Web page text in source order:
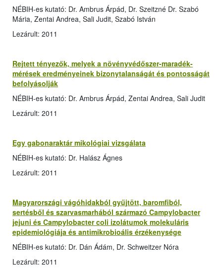
NÉBIH-es kutató: Dr. Ambrus Árpád, Dr. Szeitzné Dr. Szabó
Mária, Zentai Andrea, Sali Judit, Szabó István
Lezárult: 2011
Rejtett tényezők, melyek a növényvédőszer-maradék-
mérések eredményeinek bizonytalanságát és pontosságát
befolyásolják
NÉBIH-es kutató: Dr. Ambrus Árpád, Zentai Andrea, Sali Judit
Lezárult: 2011
Egy gabonaraktár mikológiai vizsgálata
NÉBIH-es kutató: Dr. Halász Ágnes
Lezárult: 2011
Magyarországi vágóhidakból gyűjtött, baromfiból,
sertésből és szarvasmarhából származó Campylobacter
jejuni és Campylobacter coli izolátumok molekuláris
epidemiológiája és antimikrobioális érzékenysége
NÉBIH-es kutató: Dr. Dán Ádám, Dr. Schweitzer Nóra
Lezárult: 2011